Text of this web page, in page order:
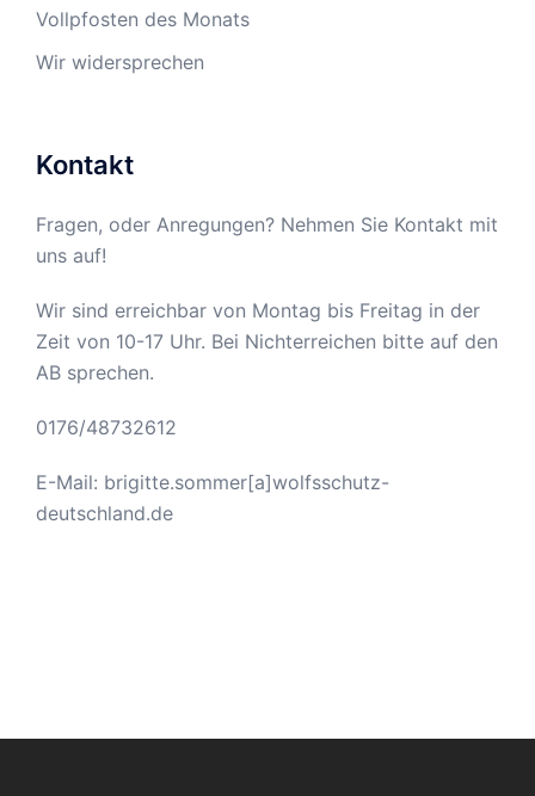
Vollpfosten des Monats
Wir widersprechen
Kontakt
Fragen, oder Anregungen? Nehmen Sie Kontakt mit
uns auf!
Wir sind erreichbar von Montag bis Freitag in der
Zeit von 10-17 Uhr. Bei Nichterreichen bitte auf den
AB sprechen.
0176/48732612
E-Mail: brigitte.sommer[a]wolfsschutz-
deutschland.de